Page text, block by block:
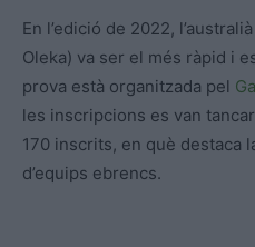
En l’edició de 2022,
Oleka) va ser el més ràpid i
prova està organitzada pel
les inscripcions es van
170 inscrits, en què destaca
d’equips ebrencs.